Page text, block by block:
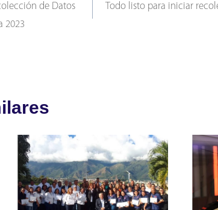
de Datos
2023
Todo listo para iniciar